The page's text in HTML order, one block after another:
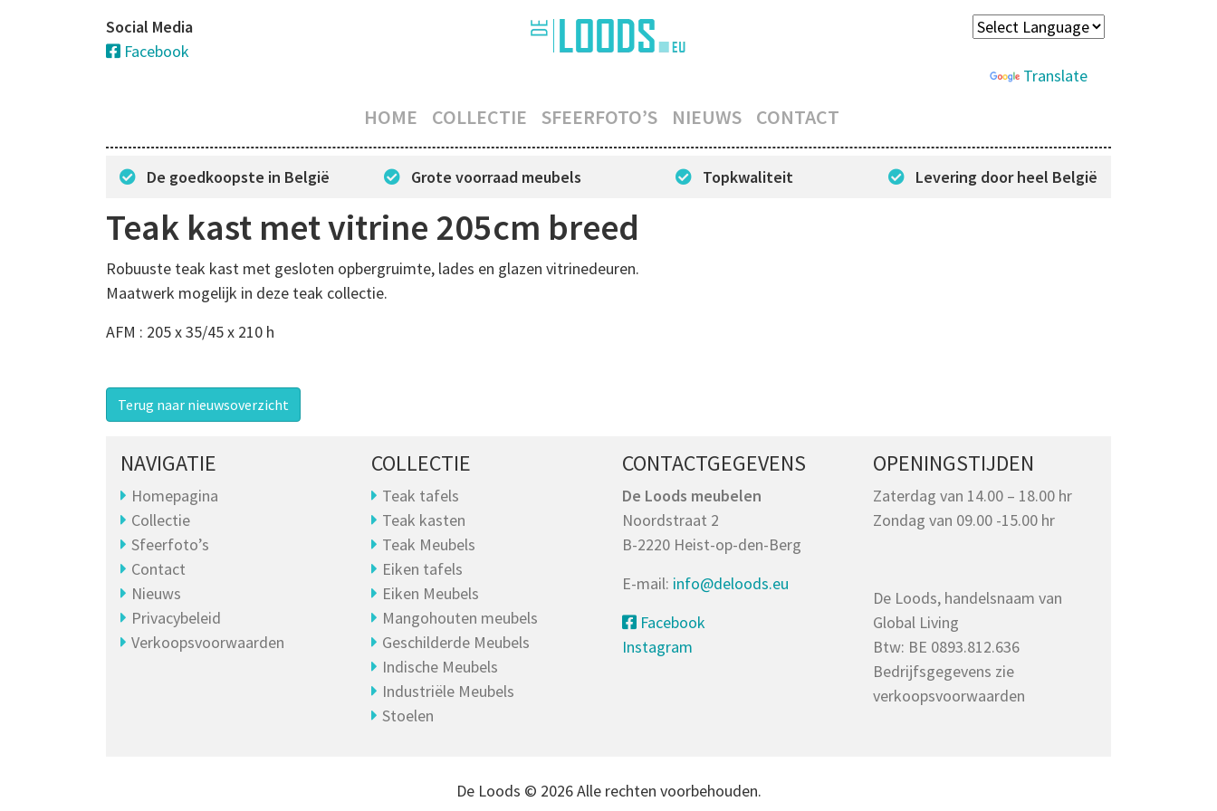
Social Media
Facebook
Translate
HOME COLLECTIE SFEERFOTO’S NIEUWS CONTACT
De goedkoopste in België Grote voorraad meubels Topkwaliteit Levering door heel België
Teak kast met vitrine 205cm breed
Robuuste teak kast met gesloten opbergruimte, lades en glazen vitrinedeuren.
Maatwerk mogelijk in deze teak collectie.
AFM : 205 x 35/45 x 210 h
Terug naar nieuwsoverzicht
NAVIGATIE
Homepagina
Collectie
Sfeerfoto’s
Contact
Nieuws
Privacybeleid
Verkoopsvoorwaarden
COLLECTIE
Teak tafels
Teak kasten
Teak Meubels
Eiken tafels
Eiken Meubels
Mangohouten meubels
Geschilderde Meubels
Indische Meubels
Industriële Meubels
Stoelen
CONTACTGEGEVENS
De Loods meubelen
Noordstraat 2
B-2220 Heist-op-den-Berg
E-mail: info@deloods.eu
Facebook
Instagram
OPENINGSTIJDEN
Zaterdag van 14.00 – 18.00 hr
Zondag van 09.00 -15.00 hr
De Loods, handelsnaam van
Global Living
Btw: BE 0893.812.636
Bedrijfsgegevens zie
verkoopsvoorwaarden
De Loods © 2026 Alle rechten voorbehouden.